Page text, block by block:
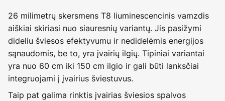
26 milimetrų skersmens T8 liuminescencinis vamzdis
aiškiai skiriasi nuo siauresnių variantų. Jis pasižymi
dideliu šviesos efektyvumu ir nedidelėmis energijos
sąnaudomis, be to, yra įvairių ilgių. Tipiniai variantai
yra nuo 60 cm iki 150 cm ilgio ir gali būti lanksčiai
integruojami į įvairius šviestuvus.
Taip pat galima rinktis įvairias šviesios spalvos